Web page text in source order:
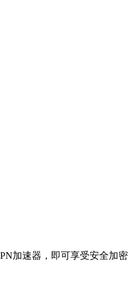
加速器，即可享受安全加密